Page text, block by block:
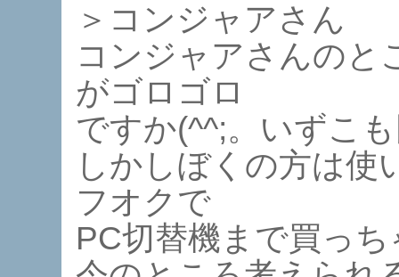
＞コンジャアさん
コンジャアさんのと
がゴロゴロ
ですか(^^;。いずこ
しかしぼくの方は使
フオクで
PC切替機まで買っ